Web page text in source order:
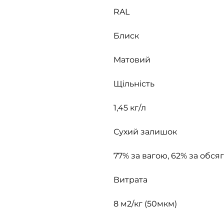
RAL
Блиск
Матовий
Щільність
1,45 кг/л
Сухий залишок
77% за вагою, 62% за
Витрата
8 м2/кг (50мкм)